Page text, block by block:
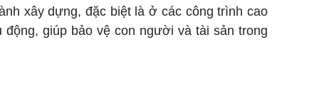
xây dựng, đặc biệt là ở các công trình cao
giúp bảo vệ con người và tài sản trong